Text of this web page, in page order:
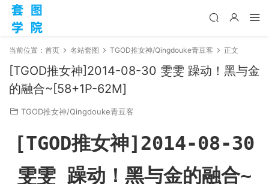
当前位置： 首页 名站套图 TGOD推女神/Qingdouke青豆客 正文
[TGOD推女神]2014-08-30 雯雯 躁动！黑与金
的融合~[58+1P-62M]
TGOD推女神/Qingdouke青豆客
[TGOD推女神]2014-08-30
雯雯 躁动！黑与金的融合~